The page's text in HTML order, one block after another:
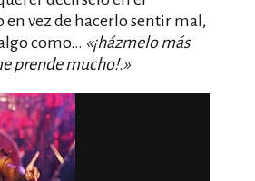
vez de hacerlo sentir mal,
como… «¡házmelo más
prende mucho!.»